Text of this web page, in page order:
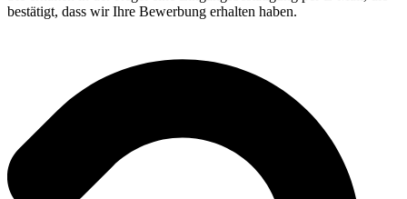
bestätigt, dass wir Ihre Bewerbung erhalten haben.